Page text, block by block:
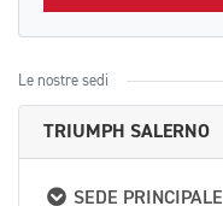
Le nostre sedi
TRIUMPH SALERNO
SEDE PRINCIPALE